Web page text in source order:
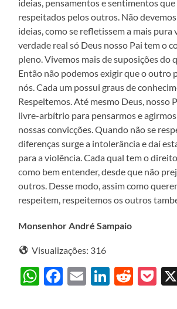
ideias, pensamentos e sentimentos
respeitados pelos outros. Não
ideias, como se refletissem a mais pura
verdade real só Deus nosso Pai tem o
pleno. Vivemos mais de suposições do
Então não podemos exigir que o outro
nós. Cada um possui graus de
Respeitemos. Até mesmo Deus, nosso
livre-arbítrio para pensarmos e
nossas convicções. Quando não se
diferenças surge a intolerância e daí
para a violência. Cada qual tem o
como bem entender, desde que não
outros. Desse modo, assim como
respeitem, respeitemos os outros
Monsenhor André Sampaio
Visualizações: 316
WhatsApp
Facebook
Email